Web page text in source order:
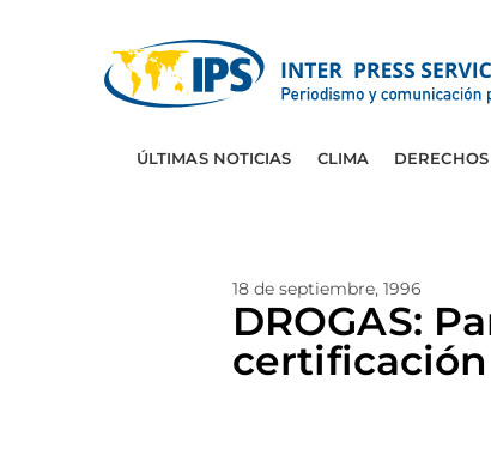
ÚLTIMAS NOTICIAS CLIMA
18 de septiembre, 1996
DROGAS:
certificación